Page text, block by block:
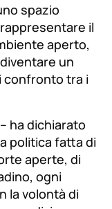
spazio
il
aperto,
un
confronto tra i
ha dichiarato
politica fatta di
aperte, di
ogni
la volontà di